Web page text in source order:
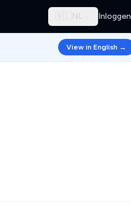
🇳🇱 NL Inloggen
View in English →